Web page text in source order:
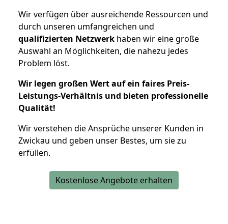
Wir verfügen über ausreichende Ressourcen und
durch unseren umfangreichen und
qualifizierten Netzwerk haben wir eine große
Auswahl an Möglichkeiten, die nahezu jedes
Problem löst.
Wir legen großen Wert auf ein faires Preis-
Leistungs-Verhältnis und bieten professionelle
Qualität!
Wir verstehen die Ansprüche unserer Kunden in
Zwickau und geben unser Bestes, um sie zu
erfüllen.
Kostenlose Angebote erhalten